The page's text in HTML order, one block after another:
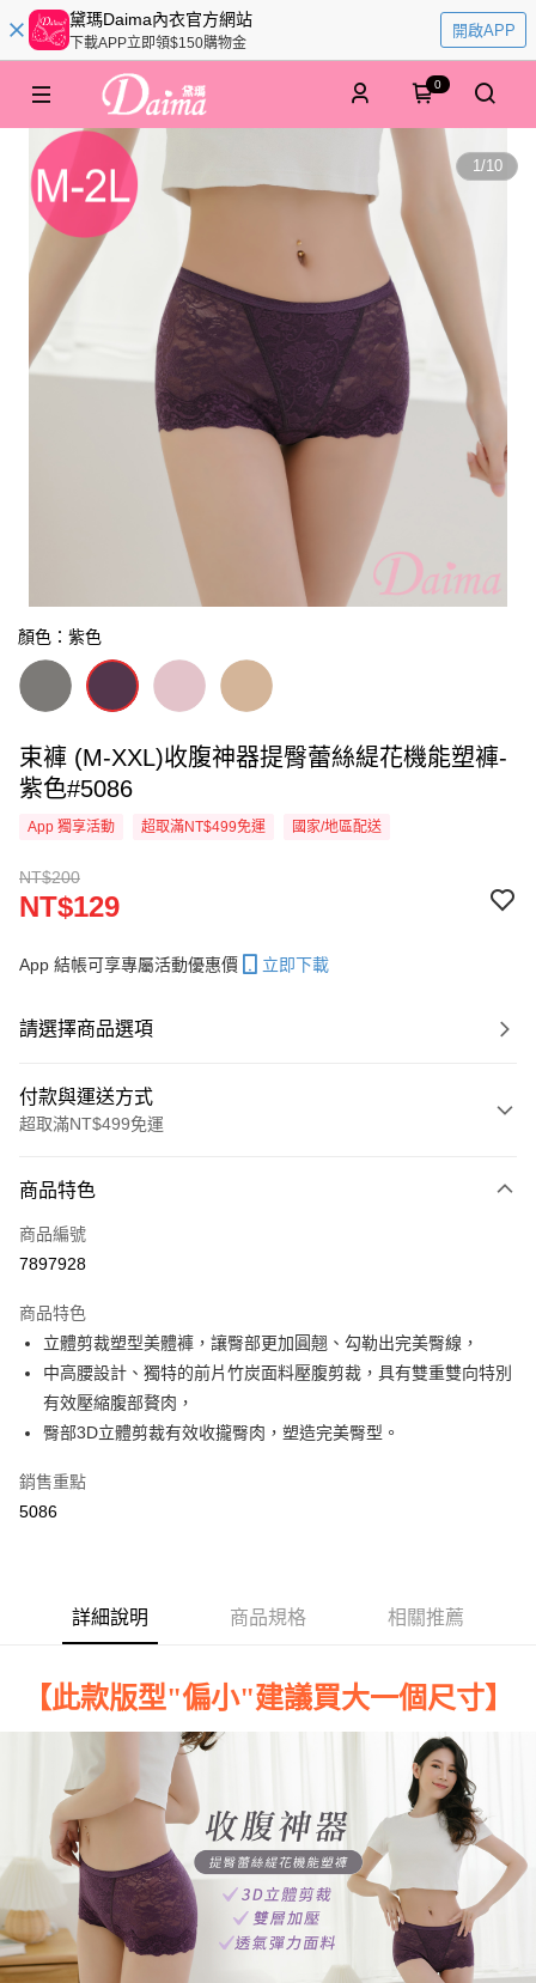
黛瑪Daima內衣官方網站
下載APP立即領$150購物金
開啟APP
0
1/10
顏色：紫色
束褲 (M-XXL)收腹神器提臀蕾絲緹花機能塑褲-
紫色#5086
App 獨享活動 超取滿NT$499免運 國家/地區配送
NT$200
NT$129
App 結帳可享專屬活動優惠價 立即下載
請選擇商品選項
付款與運送方式
超取滿NT$499免運
信用卡一次付款
超商取貨付款
Apple Pay
街口支付
悠遊付
全盈+PAY
大哥付你分期
2.付款方式選擇「大哥付你分期」，訂單成立後會自動跳轉到大哥付的交易
3.實際核准額度、可分期數及費用金額請依後續交易確認頁面所載為準。
4.訂單成立30分鐘內，如未前往確認交易或遇審核未通過，訂單將自動取
法說明評估內容。
【繳款方式說明】
1.分期款項不併入電信帳單，「大哥付你分期」於每月結算日後寄送繳費提
醒簡訊。
2.透過簡訊連結打開帳單後，可選擇「超商條碼／台灣大直營門市／銀行轉
帳／街口支付／iPASS MONEY」等通路繳費。
【注意事項】
1.本服務係由「台灣大哥大股份有限公司」（以下簡稱本公司）所提供，讓
用戶於交易時，得透過本服務購買商品或服務，並由商店將買賣／分期付款
買賣價金債權讓與本公司後，依約使用本公司帳單繳交帳款。
2.基於同意付款使用「大哥付你分期」之契約關係目的，商店將以您的個人
相關說明
【關於「AFTEE先享後付」】
便利好安心！
１．簡單：不需註冊會員、不需綁卡、不需儲值。
２．便利：只要手機號碼，簡訊認證，即可結帳。
３．安心：先確認商品／服務後，再付款。
【「AFTEE先享後付」結帳流程】
１．於結帳方式選擇「AFTEE先享後付」後，將跳轉至「AFTEE先享後付」
結帳頁面，進行簡訊認證並確認金額後，即可完成結帳。
２．訂單成立數日內，您將收到繳費通知簡訊。
３．收到繳費通知簡訊後14天內，點擊此簡訊中的連結，可透過四大超商／
ATM／網路銀行／等多元方式進行付款，方視為交易完成。
※ 請注意：結帳手續完成當下不需立刻繳費，但若您需要取消訂單，請聯絡
購買商品的店家。未經商家同意取消之訂單仍視為有效，需透過AFTEE先享
後付繳納相關費用。
相關說明
會員帳號後，即可在購物車使用 Hami Point 折抵消費金額 (1點等於1元)。
ATM付款
貨到付款
運送方式
全家取貨付款
每筆NT$80，滿NT$499(含以上)免運費
付款後全家取貨
商品特色
商品編號
7897928
商品特色
立體剪裁塑型美體褲，讓臀部更加圓翹、勾勒出完美臀線，
中高腰設計、獨特的前片竹炭面料壓腹剪裁，具有雙重雙向特別
有效壓縮腹部贅肉，
臀部3D立體剪裁有效收攏臀肉，塑造完美臀型。
銷售重點
5086
詳細說明 商品規格 相關推薦
【此款版型"偏小"建議買大一個尺寸】